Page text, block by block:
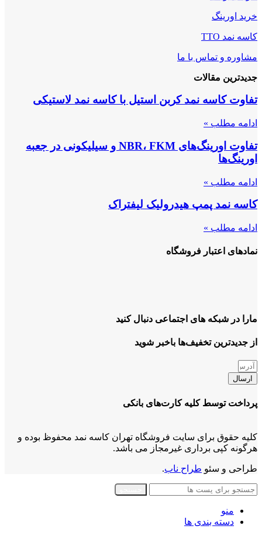
خرید اورینگ
کاسه نمد TTO
مشاوره و تماس با ما
جدیدترین مقالات
تفاوت کاسه نمد کربن استیل با کاسه نمد لاستیکی
ادامه مطلب »
تفاوت اورینگ‌های NBR، FKM و سیلیکونی در جعبه
اورینگ‌ها
ادامه مطلب »
کاسه نمد پمپ هیدرولیک لیفتراک
ادامه مطلب »
نمادهای اعتبار فروشگاه
مارا در شبکه های اجتماعی دنبال کنید
از جدیدترین تخفیف‌ها باخبر شوید
ارسال
پرداخت توسط کلیه کارت‌های بانکی
کلیه حقوق برای سایت فروشگاه تهران کاسه نمد محفوظ بوده و
هرگونه کپی برداری غیرمجاز می باشد.
طراحی و سئو طراح ناب.
منو
دسته بندی ها